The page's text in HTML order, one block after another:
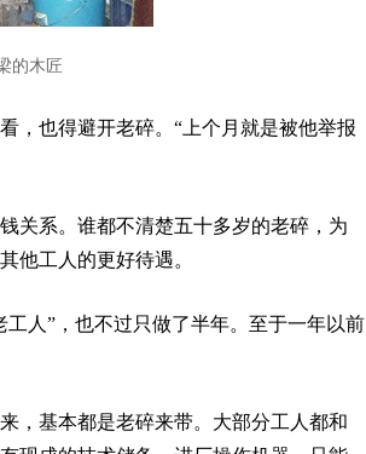
的木匠
，也得避开老碎。“上个月就是被他举报
关系。谁都不清楚五十多岁的老碎，为
他工人的更好待遇。
人”，也不过只做了半年。至于一年以前
，基本都是老碎来带。大部分工人都和